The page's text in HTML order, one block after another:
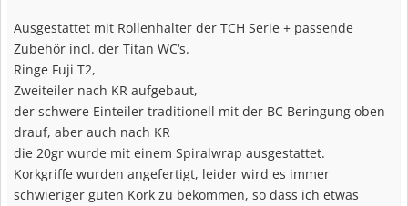
Ausgestattet mit Rollenhalter der TCH Serie + passende
Zubehör incl. der Titan WC‘s.
Ringe Fuji T2,
Zweiteiler nach KR aufgebaut,
der schwere Einteiler traditionell mit der BC Beringung oben
drauf, aber auch nach KR
die 20gr wurde mit einem Spiralwrap ausgestattet.
Korkgriffe wurden angefertigt, leider wird es immer
schwieriger guten Kork zu bekommen, so dass ich etwas